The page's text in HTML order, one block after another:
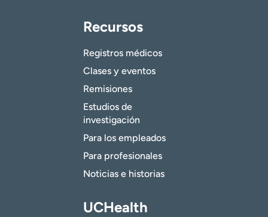
Recursos
Registros médicos
Clases y eventos
Remisiones
Estudios de
investigación
Para los empleados
Para profesionales
Noticias e historias
UCHealth